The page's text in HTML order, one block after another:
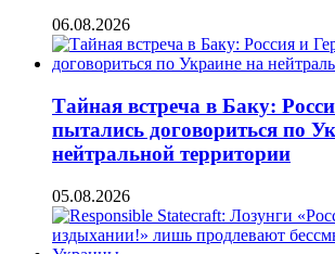
06.08.2026
Тайная встреча в Баку:
пытались договориться по
нейтральной территории
05.08.2026